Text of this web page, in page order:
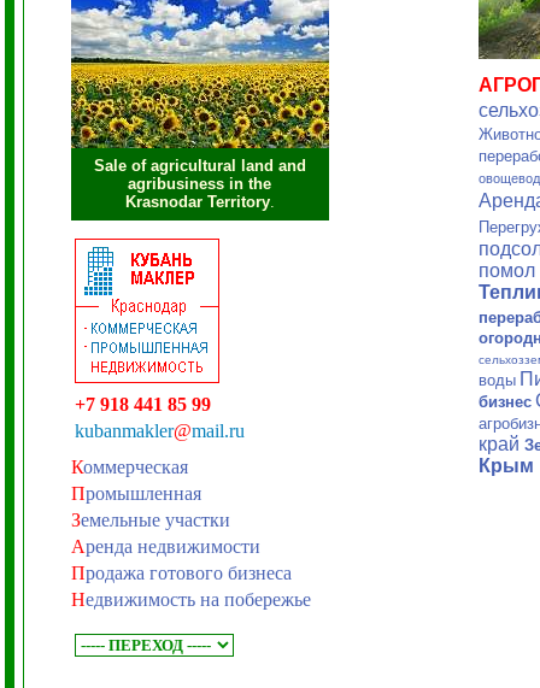
Sale of agricultural land and
agribusiness in the
Krasnodar Territory.
+7 918 441 85 99
kubanmakler@mail.ru
Коммерческая
Промышленная
Земельные участки
Аренда недвижимости
Продажа готового бизнеса
Недвижимость на побережье
помол
воды
бизнес
край
Крым